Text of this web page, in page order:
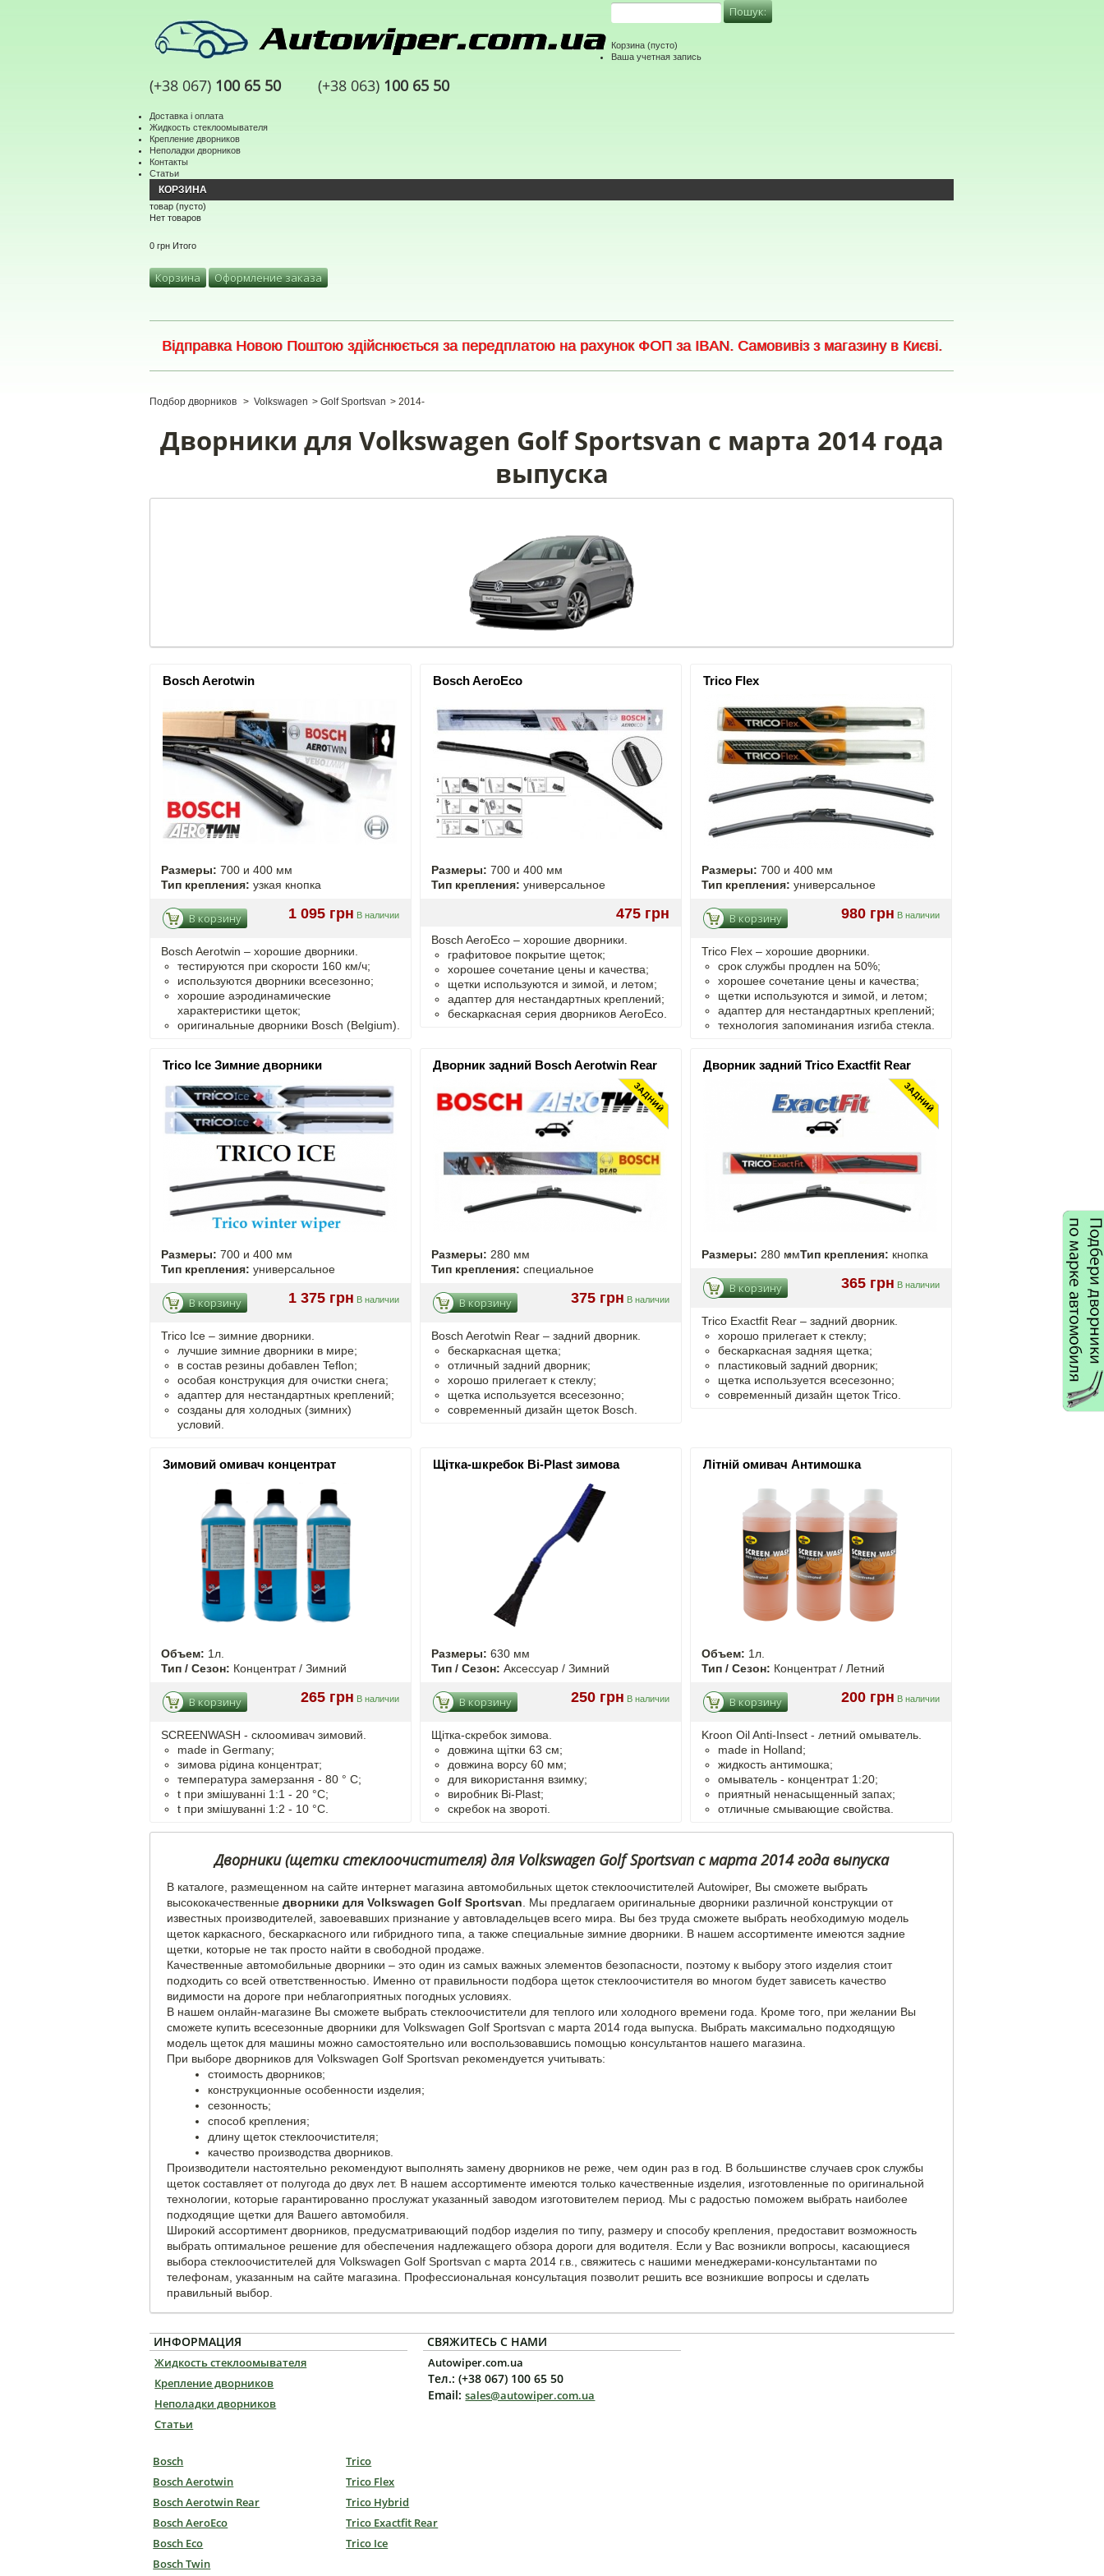
(+38 067) 100 65 50 (+38 063) 100 65 50
Корзина (пусто)
Ваша учетная запись
Доставка і оплата
Жидкость стеклоомывателя
Крепление дворников
Неполадки дворников
Контакты
Статьи
КОРЗИНА
товар (пусто)
Нет товаров
0 грн Итого
Корзина Оформление заказа
Відправка Новою Поштою здійснюється за передплатою на рахунок ФОП за IBAN. Самовивіз з магазину в Києві.
Подбор дворников > Volkswagen > Golf Sportsvan > 2014-
Дворники для Volkswagen Golf Sportsvan с марта 2014 года
выпуска
Bosch Aerotwin
Размеры: 700 и 400 мм
Тип крепления: узкая кнопка
1 095 грн В наличии
В корзину
Bosch Aerotwin – хорошие дворники.
тестируются при скорости 160 км/ч;
используются дворники всесезонно;
хорошие аэродинамические
характеристики щеток;
оригинальные дворники Bosch (Belgium).
Bosch AeroEco
Размеры: 700 и 400 мм
Тип крепления: универсальное
475 грн
Bosch AeroEco – хорошие дворники.
графитовое покрытие щеток;
хорошее сочетание цены и качества;
щетки используются и зимой, и летом;
адаптер для нестандартных креплений;
бескаркасная серия дворников AeroEco.
Trico Flex
Размеры: 700 и 400 мм
Тип крепления: универсальное
980 грн В наличии
В корзину
Trico Flex – хорошие дворники.
срок службы продлен на 50%;
хорошее сочетание цены и качества;
щетки используются и зимой, и летом;
адаптер для нестандартных креплений;
технология запоминания изгиба стекла.
Trico Ice Зимние дворники
Размеры: 700 и 400 мм
Тип крепления: универсальное
1 375 грн В наличии
В корзину
Trico Ice – зимние дворники.
лучшие зимние дворники в мире;
в состав резины добавлен Teflon;
особая конструкция для очистки снега;
адаптер для нестандартных креплений;
созданы для холодных (зимних)
условий.
Дворник задний Bosch Aerotwin Rear
Размеры: 280 мм
Тип крепления: специальное
375 грн В наличии
В корзину
Bosch Aerotwin Rear – задний дворник.
бескаркасная щетка;
отличный задний дворник;
хорошо прилегает к стеклу;
щетка используется всесезонно;
современный дизайн щеток Bosch.
Дворник задний Trico Exactfit Rear
Размеры: 280 ммТип крепления: кнопка
365 грн В наличии
В корзину
Trico Exactfit Rear – задний дворник.
хорошо прилегает к стеклу;
бескаркасная задняя щетка;
пластиковый задний дворник;
щетка используется всесезонно;
современный дизайн щеток Trico.
Зимовий омивач концентрат
Объем: 1л.
Тип / Сезон: Концентрат / Зимний
265 грн В наличии
В корзину
SCREENWASH - cклоомивач зимовий.
made in Germany;
зимова рідина концентрат;
температура замерзання - 80 ° C;
t при змішуванні 1:1 - 20 °C;
t при змішуванні 1:2 - 10 °C.
Щітка-шкребок Bi-Plast зимова
Размеры: 630 мм
Тип / Сезон: Аксессуар / Зимний
250 грн В наличии
В корзину
Щітка-скребок зимова.
довжина щітки 63 см;
довжина ворсу 60 мм;
для використання взимку;
виробник Bi-Plast;
скребок на звороті.
Літній омивач Антимошка
Объем: 1л.
Тип / Сезон: Концентрат / Летний
200 грн В наличии
В корзину
Kroon Oil Anti-Insect - летний омыватель.
made in Holland;
жидкость антимошка;
омыватель - концентрат 1:20;
приятный ненасыщенный запах;
отличные смывающие свойства.
Дворники (щетки стеклоочистителя) для Volkswagen Golf Sportsvan с марта 2014 года выпуска
В каталоге, размещенном на сайте интернет магазина автомобильных щеток стеклоочистителей Autowiper, Вы сможете выбрать
высококачественные дворники для Volkswagen Golf Sportsvan . Мы предлагаем оригинальные дворники различной конструкции от
известных производителей, завоевавших признание у автовладельцев всего мира. Вы без труда сможете выбрать необходимую модель
щеток каркасного, бескаркасного или гибридного типа, а также специальные зимние дворники. В нашем ассортименте имеются задние
щетки, которые не так просто найти в свободной продаже.
Качественные автомобильные дворники – это один из самых важных элементов безопасности, поэтому к выбору этого изделия стоит
подходить со всей ответственностью. Именно от правильности подбора щеток стеклоочистителя во многом будет зависеть качество
видимости на дороге при неблагоприятных погодных условиях.
В нашем онлайн-магазине Вы сможете выбрать стеклоочистители для теплого или холодного времени года. Кроме того, при желании Вы
сможете купить всесезонные дворники для Volkswagen Golf Sportsvan с марта 2014 года выпуска. Выбрать максимально подходящую
модель щеток для машины можно самостоятельно или воспользовавшись помощью консультантов нашего магазина.
При выборе дворников для Volkswagen Golf Sportsvan рекомендуется учитывать:
стоимость дворников;
конструкционные особенности изделия;
сезонность;
способ крепления;
длину щеток стеклоочистителя;
качество производства дворников.
Производители настоятельно рекомендуют выполнять замену дворников не реже, чем один раз в год. В большинстве случаев срок службы
щеток составляет от полугода до двух лет. В нашем ассортименте имеются только качественные изделия, изготовленные по оригинальной
технологии, которые гарантированно прослужат указанный заводом изготовителем период. Мы с радостью поможем выбрать наиболее
подходящие щетки для Вашего автомобиля.
Широкий ассортимент дворников, предусматривающий подбор изделия по типу, размеру и способу крепления, предоставит возможность
выбрать оптимальное решение для обеспечения надлежащего обзора дороги для водителя. Если у Вас возникли вопросы, касающиеся
выбора стеклоочистителей для Volkswagen Golf Sportsvan с марта 2014 г.в., свяжитесь с нашими менеджерами-консультантами по
телефонам, указанным на сайте магазина. Профессиональная консультация позволит решить все возникшие вопросы и сделать
правильный выбор.
ИНФОРМАЦИЯ
Жидкость стеклоомывателя
Крепление дворников
Неполадки дворников
Статьи
СВЯЖИТЕСЬ С НАМИ
Autowiper.com.ua
Тел.: (+38 067) 100 65 50
Email:sales@autowiper.com.ua
Bosch
Bosch Aerotwin
Bosch Aerotwin Rear
Bosch AeroEco
Bosch Eco
Bosch Twin
Trico
Trico Flex
Trico Hybrid
Trico Exactfit Rear
Trico Ice